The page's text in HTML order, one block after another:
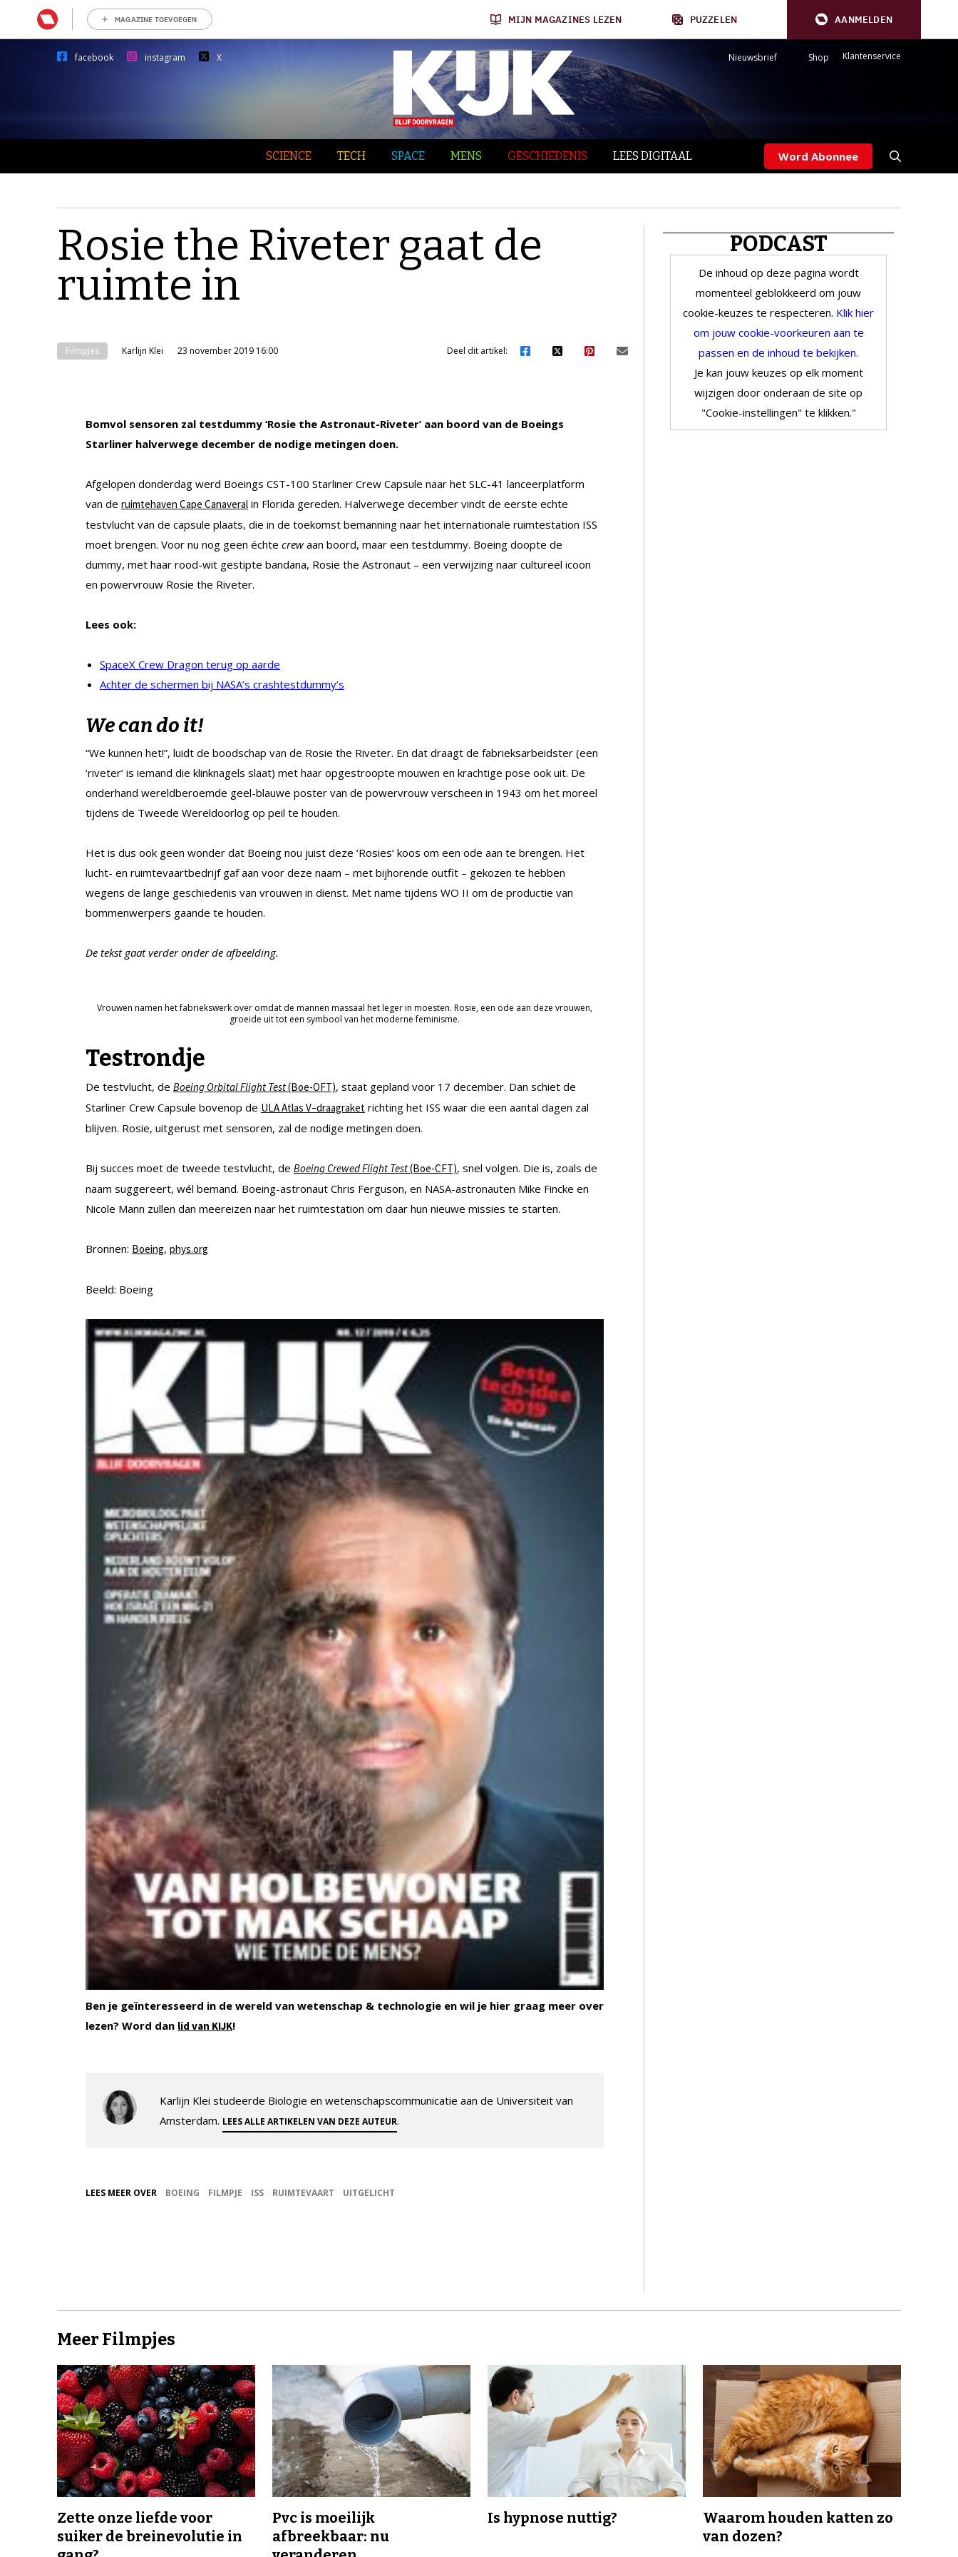
MAGAZINE TOEVOEGEN MIJN MAGAZINES LEZEN PUZZELEN AANMELDEN
facebook instagram X Nieuwsbrief Shop Klantenservice
SCIENCE TECH SPACE MENS GESCHIEDENIS LEES DIGITAAL Word Abonnee
Rosie the Riveter gaat de
ruimte in
Filmpjes Karlijn Klei 23 november 2019 16:00 Deel dit artikel:
Bomvol sensoren zal testdummy ‘Rosie the Astronaut-Riveter’ aan boord van de Boeings
Starliner halverwege december de nodige metingen doen.
Afgelopen donderdag werd Boeings CST-100 Starliner Crew Capsule naar het SLC-41 lanceerplatform
van de ruimtehaven Cape Canaveral in Florida gereden. Halverwege december vindt de eerste echte
testvlucht van de capsule plaats, die in de toekomst bemanning naar het internationale ruimtestation ISS
moet brengen. Voor nu nog geen échte crew aan boord, maar een testdummy. Boeing doopte de
dummy, met haar rood-wit gestipte bandana, Rosie the Astronaut – een verwijzing naar cultureel icoon
en powervrouw Rosie the Riveter.
Lees ook:
SpaceX Crew Dragon terug op aarde
Achter de schermen bij NASA’s crashtestdummy’s
We can do it!
“We kunnen het!”, luidt de boodschap van de Rosie the Riveter. En dat draagt de fabrieksarbeidster (een
‘riveter’ is iemand die klinknagels slaat) met haar opgestroopte mouwen en krachtige pose ook uit. De
onderhand wereldberoemde geel-blauwe poster van de powervrouw verscheen in 1943 om het moreel
tijdens de Tweede Wereldoorlog op peil te houden.
Het is dus ook geen wonder dat Boeing nou juist deze ‘Rosies’ koos om een ode aan te brengen. Het
lucht- en ruimtevaartbedrijf gaf aan voor deze naam – met bijhorende outfit – gekozen te hebben
wegens de lange geschiedenis van vrouwen in dienst. Met name tijdens WO II om de productie van
bommenwerpers gaande te houden.
De tekst gaat verder onder de afbeelding.
Vrouwen namen het fabriekswerk over omdat de mannen massaal het leger in moesten. Rosie, een ode aan deze vrouwen,
groeide uit tot een symbool van het moderne feminisme.
Testrondje
De testvlucht, de Boeing Orbital Flight Test(Boe-OFT), staat gepland voor 17 december. Dan schiet de
Starliner Crew Capsule bovenop de ULA Atlas V–draagraket richting het ISS waar die een aantal dagen zal
blijven. Rosie, uitgerust met sensoren, zal de nodige metingen doen.
Bij succes moet de tweede testvlucht, de Boeing Crewed Flight Test(Boe-CFT), snel volgen. Die is, zoals de
naam suggereert, wél bemand. Boeing-astronaut Chris Ferguson, en NASA-astronauten Mike Fincke en
Nicole Mann zullen dan meereizen naar het ruimtestation om daar hun nieuwe missies te starten.
Bronnen: Boeing, phys.org
Beeld: Boeing
Ben je geïnteresseerd in de wereld van wetenschap & technologie en wil je hier graag meer over
lezen? Word dan lid van KIJK!
Karlijn Klei studeerde Biologie en wetenschapscommunicatie aan de Universiteit van
Amsterdam. LEES ALLE ARTIKELEN VAN DEZE AUTEUR.
LEES MEER OVER BOEING FILMPJE ISS RUIMTEVAART UITGELICHT
PODCAST
De inhoud op deze pagina wordt
momenteel geblokkeerd om jouw
cookie-keuzes te respecteren. Klik hier
om jouw cookie-voorkeuren aan te
passen en de inhoud te bekijken.
Je kan jouw keuzes op elk moment
wijzigen door onderaan de site op
"Cookie-instellingen" te klikken."
Meer Filmpjes
Zette onze liefde voor
suiker de breinevolutie in
Pvc is moeilijk
afbreekbaar: nu
Is hypnose nuttig?
Waarom houden katten zo
van dozen?